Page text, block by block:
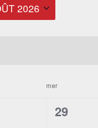
2026
mer
0
29